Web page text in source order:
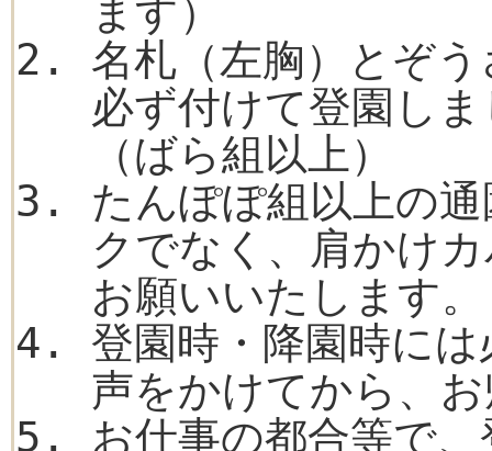
ます）
名札（左胸）とぞ
必ず付けて登園し
（ばら組以上）
たんぽぽ組以上の
クでなく、肩かけ
お願いいたします。
登園時・降園時に
声をかけてから、
お仕事の都合等で